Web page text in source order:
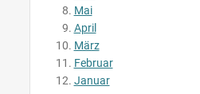
Mai
April
März
Februar
Januar